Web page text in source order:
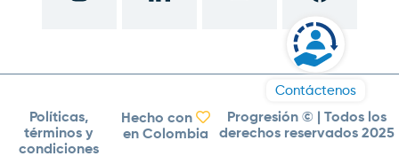
Contáctenos
Políticas,
términos y
condiciones
Hecho con
en Colombia
Progresión ©
| Todos los
derechos reservados 2025